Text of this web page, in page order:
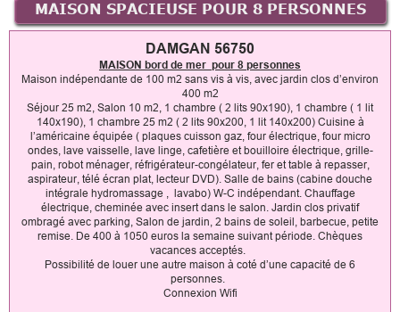
MAISON SPACIEUSE POUR 8 PERSONNES
DAMGAN 56750
MAISON bord de mer pour 8 personnes
Maison indépendante de 100 m2 sans vis à vis, avec jardin clos d’environ
400 m2
Séjour 25 m2, Salon 10 m2, 1 chambre ( 2 lits 90x190), 1 chambre ( 1 lit
140x190), 1 chambre 25 m2 ( 2 lits 90x200, 1 lit 140x200) Cuisine à
l’américaine équipée ( plaques cuisson gaz, four électrique, four micro
ondes, lave vaisselle, lave linge, cafetière et bouilloire électrique, grille-
pain, robot ménager, réfrigérateur-congélateur, fer et table à repasser,
aspirateur, télé écran plat, lecteur DVD). Salle de bains (cabine douche
intégrale hydromassage , lavabo) W-C indépendant. Chauffage
électrique, cheminée avec insert dans le salon. Jardin clos privatif
ombragé avec parking, Salon de jardin, 2 bains de soleil, barbecue, petite
remise. De 400 à 1050 euros la semaine suivant période. Chèques
vacances acceptés.
Possibilité de louer une autre maison à coté d’une capacité de 6
personnes.
Connexion Wifi